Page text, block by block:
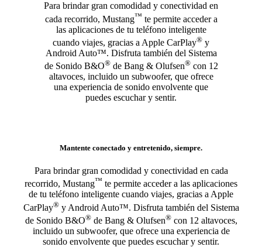
Para brindar gran comodidad y conectividad en
cada recorrido, Mustang™ te permite acceder a
las aplicaciones de tu teléfono inteligente
cuando viajes, gracias a Apple CarPlay® y
Android Auto™. Disfruta también del Sistema
de Sonido B&O®de Bang & Olufsen®con 12
altavoces, incluido un subwoofer, que ofrece
una experiencia de sonido envolvente que
puedes escuchar y sentir.
Mantente conectado y entretenido, siempre.
Para brindar gran comodidad y conectividad en cada
recorrido, Mustang™ te permite acceder a las aplicaciones
de tu teléfono inteligente cuando viajes, gracias a Apple
CarPlay®y Android Auto™. Disfruta también del Sistema
de Sonido B&O®de Bang & Olufsen®con 12 altavoces,
incluido un subwoofer, que ofrece una experiencia de
sonido envolvente que puedes escuchar y sentir.